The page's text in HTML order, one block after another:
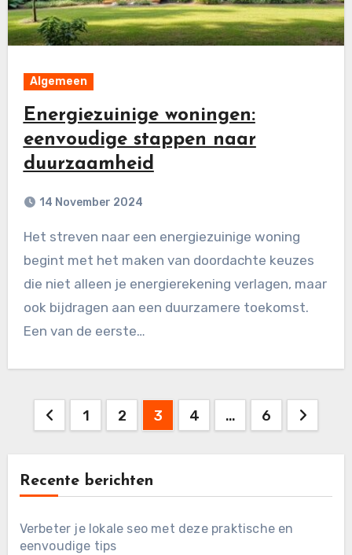
Algemeen
Energiezuinige woningen:
eenvoudige stappen naar
duurzaamheid
14 November 2024
Het streven naar een energiezuinige woning
begint met het maken van doordachte keuzes
die niet alleen je energierekening verlagen, maar
ook bijdragen aan een duurzamere toekomst.
Een van de eerste…
Posts
1 2 3 4 … 6
Recente berichten
Verbeter je lokale seo met deze praktische en
eenvoudige tips